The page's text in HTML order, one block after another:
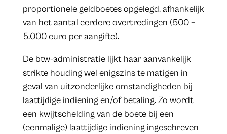
proportionele geldboetes opgelegd, afhankelijk
van het aantal eerdere overtredingen (500 –
5.000 euro per aangifte).
De btw-administratie lijkt haar aanvankelijk
strikte houding wel enigszins te matigen in
geval van uitzonderlijke omstandigheden bij
laattijdige indiening en/of betaling. Zo wordt
een kwijtschelding van de boete bij een
(eenmalige) laattijdige indiening ingeschreven